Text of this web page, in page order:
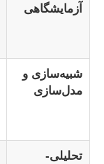
آزمایشگاهی
شبیه‌سازی و
مدل‌سازی
تحلیلی-